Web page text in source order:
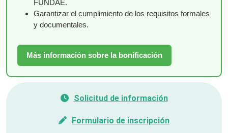
FUNDAE.
Garantizar el cumplimiento de los requisitos formales
y documentales.
Más información sobre la bonificación
Solicitud de información
Formulario de inscripción